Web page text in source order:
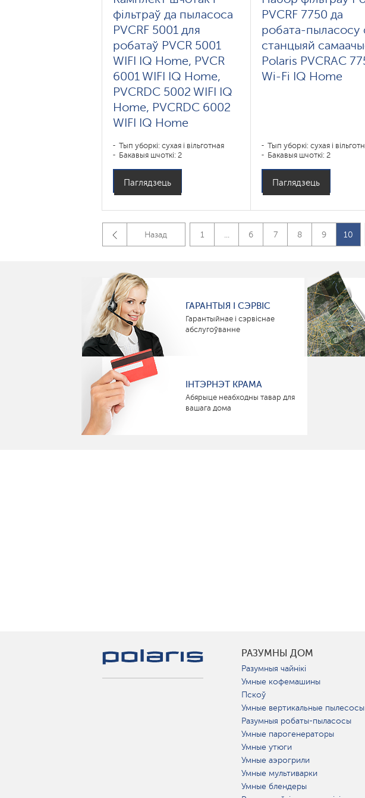
фільтраў да пыласоса
PVCRF 5001 для
робатаў PVCR 5001
WIFI IQ Home, PVCR
6001 WIFI IQ Home,
PVCRDC 5002 WIFI IQ
Home, PVCRDC 6002
WIFI IQ Home
Тып уборкі: сухая і вільготная
Бакавыя шчоткі: 2
Паглядзець
PVCRF 7750 да
робата-пыласосу
станцыяй
Polaris PVCRAC
Wi-Fi IQ Home
Тып уборкі: сухая і
Бакавыя шчоткі: 2
Паглядзець
Назад 1 ... 6 7 8 9 10
ГАРАНТЫЯ І СЭРВІС
Гарантыйнае і сэрвіснае
абслугоўванне
ІНТЭРНЭТ КРАМА
Абярыце неабходны тавар для
вашага дома
РАЗУМНЫ ДОМ
Разумныя чайнікі
Умные кофемашины
Пскоў
Умные вертикальные пылесосы
Разумныя робаты-пыласосы
Умные парогенераторы
Умные утюги
Умные аэрогрили
Умные мультиварки
Умные блендеры